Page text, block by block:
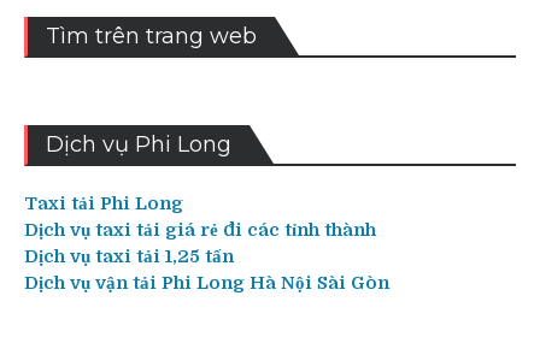
Tìm trên trang web
Dịch vụ Phi Long
Taxi tải Phi Long
Dịch vụ taxi tải giá rẻ đi các tỉnh thành
Dịch vụ taxi tải 1,25 tấn
Dịch vụ vận tải Phi Long Hà Nội Sài Gòn